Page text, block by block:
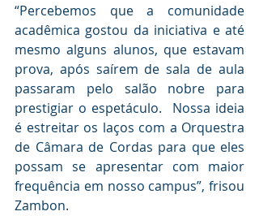
“Percebemos que a comunidade
acadêmica gostou da iniciativa e até
mesmo alguns alunos, que estavam
prova, após saírem de sala de aula
passaram pelo salão nobre para
prestigiar o espetáculo.  Nossa ideia
é estreitar os laços com a Orquestra
de Câmara de Cordas para que eles
possam se apresentar com maior
frequência em nosso campus”, frisou
Zambon.